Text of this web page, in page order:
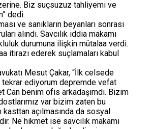
Biz suçsuzuz tahliyemi ve
dedi.
ve sanıkların beyanları sonrası
alındı. Savcılık iddia makamı
durumuna ilişkin mütalaa verdi.
itirazı ederek suçlamaları kabul
Mesut Çakar, “İlk celsede
ediyorum depremde vefat
Can benim ofis arkadaşımdı. Bizim
var bizim zaten bu
kasttan açılmasında da sosyal
Ne hikmet ise savcılık makamı